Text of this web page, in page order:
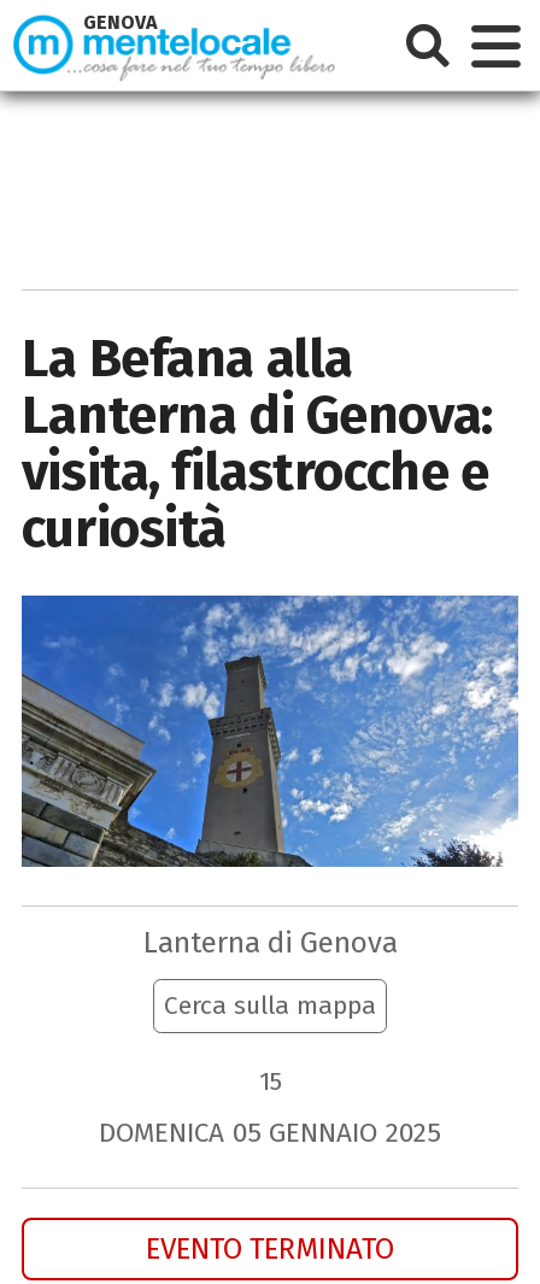
La Befana alla
Lanterna di Genova:
visita, filastrocche e
curiosità
Lanterna di Genova
Cerca sulla mappa
15
DOMENICA 05 GENNAIO 2025
EVENTO TERMINATO
GENOVA